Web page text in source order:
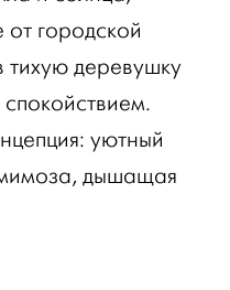
от городской
тихую деревушку
уютный
мимоза, дышащая